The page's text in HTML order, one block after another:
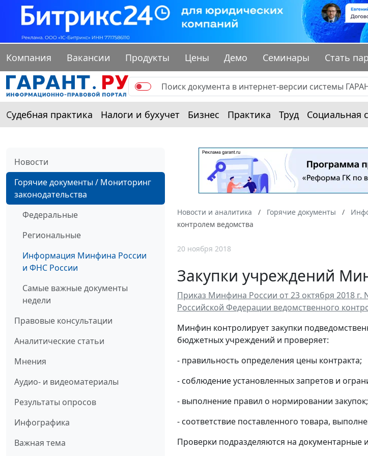
Компания Вакансии Продукты Цены Демо Семинары Стать
Судебная практика Налоги и бухучет Бизнес Практика Труд Социальная
Новости
Горячие документы / Мониторинг
законодательства
Федеральные
Региональные
Информация Минфина России
и ФНС России
Самые важные документы
недели
Правовые консультации
Аналитические статьи
Мнения
Аудио- и видеоматериалы
Результаты опросов
Инфографика
Важная тема
Новости и аналитика Горячие документы
контролем ведомства
20 ноября 2018
Закупки учреждений
Приказ Минфина России от 23 октября 2018
Российской Федерации ведомственного
Минфин контролирует закупки
бюджетных учреждений и проверяет:
- правильность определения цены контракта;
- соблюдение установленных запретов и
- выполнение правил о нормировании закупок;
- соответствие поставленного товара,
Проверки подразделяются на документарные